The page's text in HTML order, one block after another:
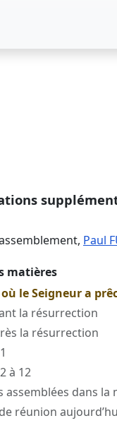
, Paul
matières
où le Seigneur a
la résurrection
la résurrection
à 12
assemblées dans la
réunion